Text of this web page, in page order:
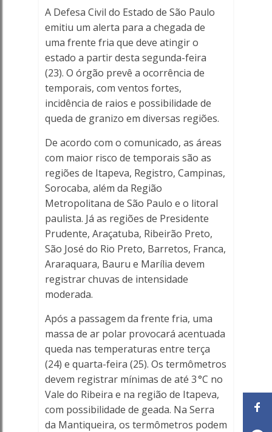
interior
de
SP.
-
Porto
Ferreira
Online
-
Porto
Ferreira
Online
A Defesa Civil do Estado de São Paulo
emitiu um alerta para a chegada de
uma frente fria que deve atingir o
estado a partir desta segunda-feira
(23). O órgão prevê a ocorrência de
temporais, com ventos fortes,
incidência de raios e possibilidade de
queda de granizo em diversas regiões.
De acordo com o comunicado, as áreas
com maior risco de temporais são as
regiões de Itapeva, Registro, Campinas,
Sorocaba, além da Região
Metropolitana de São Paulo e o litoral
paulista. Já as regiões de Presidente
Prudente, Araçatuba, Ribeirão Preto,
São José do Rio Preto, Barretos, Franca,
Araraquara, Bauru e Marília devem
registrar chuvas de intensidade
moderada.
Após a passagem da frente fria, uma
massa de ar polar provocará acentuada
queda nas temperaturas entre terça
(24) e quarta-feira (25). Os termômetros
devem registrar mínimas de até 3 °C no
Vale do Ribeira e na região de Itapeva,
com possibilidade de geada. Na Serra
da Mantiqueira, os termômetros podem